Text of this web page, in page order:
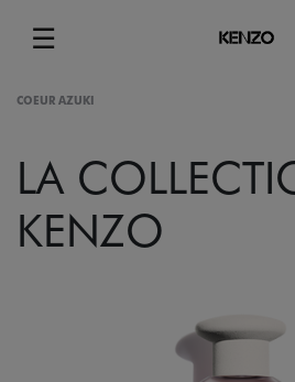
☰
Menu
COEUR AZUKI
LA
KENZO